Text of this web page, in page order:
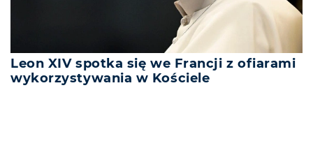
Leon XIV spotka się we Francji z ofiarami
wykorzystywania w Kościele